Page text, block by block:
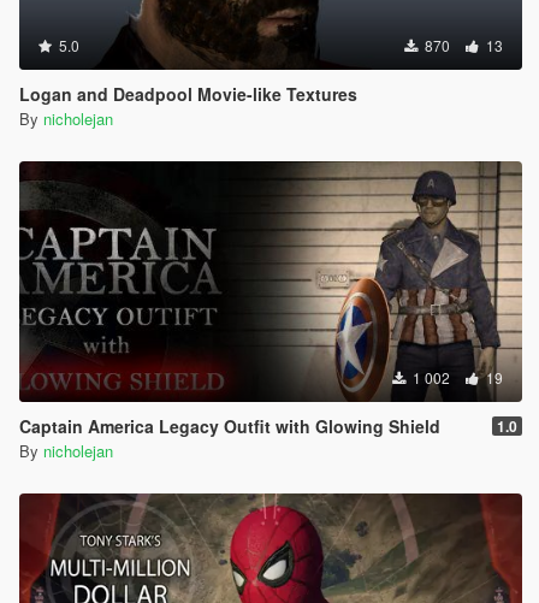
5.0 870 13
Logan and Deadpool Movie-like Textures
By nicholejan
1 002 19
Captain America Legacy Outfit with Glowing Shield 1.0
By nicholejan